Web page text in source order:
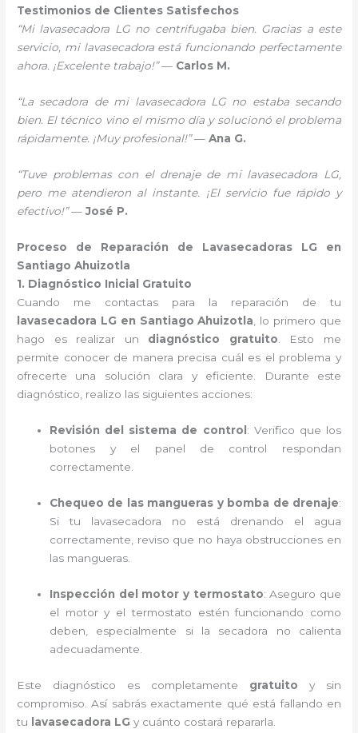
Testimonios de Clientes Satisfechos
“Mi lavasecadora LG no centrifugaba bien. Gracias a este
servicio, mi lavasecadora está funcionando perfectamente
ahora. ¡Excelente trabajo!”— Carlos M.
“La secadora de mi lavasecadora LG no estaba secando
bien. El técnico vino el mismo día y solucionó el problema
rápidamente. ¡Muy profesional!”—Ana G.
“Tuve problemas con el drenaje de mi lavasecadora LG,
pero me atendieron al instante. ¡El servicio fue rápido y
efectivo!”—José P.
Proceso de Reparación de Lavasecadoras LG en
Santiago Ahuizotla
1. Diagnóstico Inicial Gratuito
Cuando me contactas para la reparación de tu
lavasecadora LG en Santiago Ahuizotla , lo primero que
hago es realizar un diagnóstico gratuito . Esto me
permite conocer de manera precisa cuál es el problema y
ofrecerte una solución clara y eficiente. Durante este
diagnóstico, realizo las siguientes acciones:
Revisión del sistema de control : Verifico que los
botones y el panel de control respondan
correctamente.
Chequeo de las mangueras y bomba de drenaje:
Si tu lavasecadora no está drenando el agua
correctamente, reviso que no haya obstrucciones en
las mangueras.
Inspección del motor y termostato: Aseguro que
el motor y el termostato estén funcionando como
deben, especialmente si la secadora no calienta
adecuadamente.
Este diagnóstico es completamente gratuito y sin
compromiso. Así sabrás exactamente qué está fallando en
tu lavasecadora LG y cuánto costará repararla.